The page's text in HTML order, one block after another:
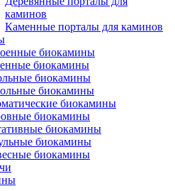
каминов
Каменные порталы для каминов
биокамины
биокамины
биокамины
биокамины
биокамины
биокамины
биокамины
биокамины
биокамины